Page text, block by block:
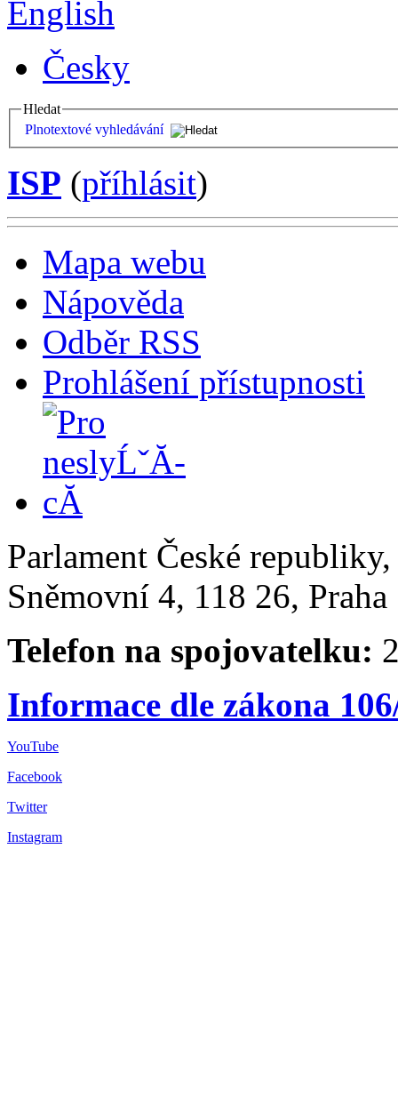
English
Česky
Hledat
Plnotextové vyhledávání
ISP (příhlásit)
Mapa webu
Nápověda
Odběr RSS
Prohlášení přístupnosti
Parlament České
Sněmovní 4, 118 26,
Telefon na spojovatelku:
Informace dle zákona
YouTube
Facebook
Twitter
Instagram